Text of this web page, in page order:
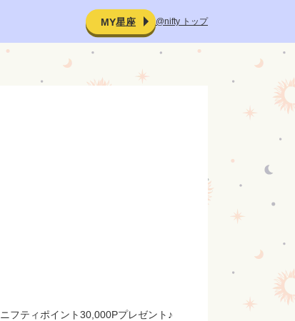
MY星座 @nifty トップ
ニフティポイント30,000Pプレゼント♪